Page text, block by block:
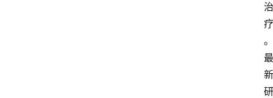
治
疗
。
最
新
研